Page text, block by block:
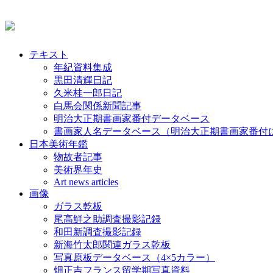
テキスト
年紀資料集成
黒田清輝日記
久米桂一郎日記
白馬会関係新聞記事
明治大正期書画家番付データベース
書画家人名データベース（明治大正期書画家番付
日本美術年鑑
物故者記事
美術界年史
Art news articles
画像
ガラス乾板
尾高鮮之助調査撮影記録
和田新調査撮影記録
新海竹太郎関連ガラス乾板
写真原板データベース（4×5カラー）
畑正吉フランス留学期写真資料